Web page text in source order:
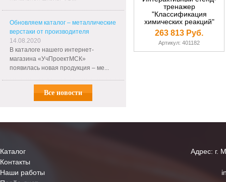
Обновляем каталог – металлические
верстаки от производителя
14.08.2020
В каталоге нашего интернет-
магазина «УчПроектМСК»
появилась новая продукция – ме...
Все новости
тренажер
"Классификация
химических реакций"
263 813 Руб.
Артикул: 401182
Каталог
Контакты
Наши работы
Адрес: г.